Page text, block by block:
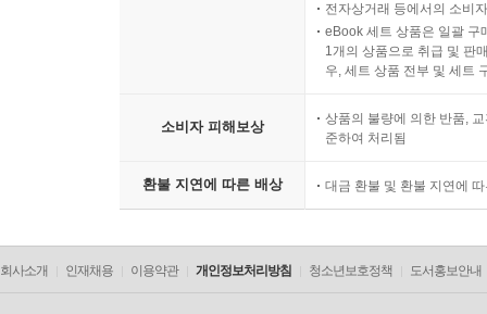
전자상거래 등에서의 소비
eBook 세트 상품은 일괄 구
1개의 상품으로 취급 및 판
우, 세트 상품 전부 및 세트
소비자 피해보상
상품의 불량에 의한 반품,
준하여 처리됨
환불 지연에 따른 배상 대금 환불 및 환불 지연에
회사소개 인재채용 이용약관 개인정보처리방침 청소년보호정책 도서홍보안내